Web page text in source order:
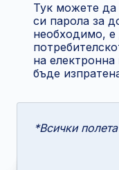
Тук можете да
си парола за
необходимо,
на
бъде
*Всички